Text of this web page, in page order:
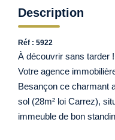
Description
Réf : 5922
À découvrir sans tarder !
Votre agence
Besançon ce charmant
sol (28m² loi Carrez),
immeuble de bon